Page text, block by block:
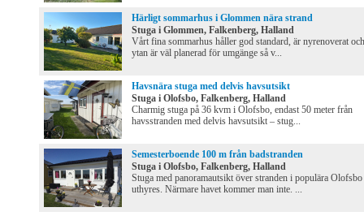
Härligt sommarhus i Glommen nära strand
Stuga i Glommen, Falkenberg, Halland
Vårt fina sommarhus håller god standard, är nyrenoverat och
ytan är väl planerad för umgänge så v...
Havsnära stuga med delvis havsutsikt
Stuga i Olofsbo, Falkenberg, Halland
Charmig stuga på 36 kvm i Olofsbo, endast 50 meter från
havsstranden med delvis havsutsikt – stug...
Semesterboende 100 m från badstranden
Stuga i Olofsbo, Falkenberg, Halland
Stuga med panoramautsikt över stranden i populära Olofsbo
uthyres. Närmare havet kommer man inte. ...